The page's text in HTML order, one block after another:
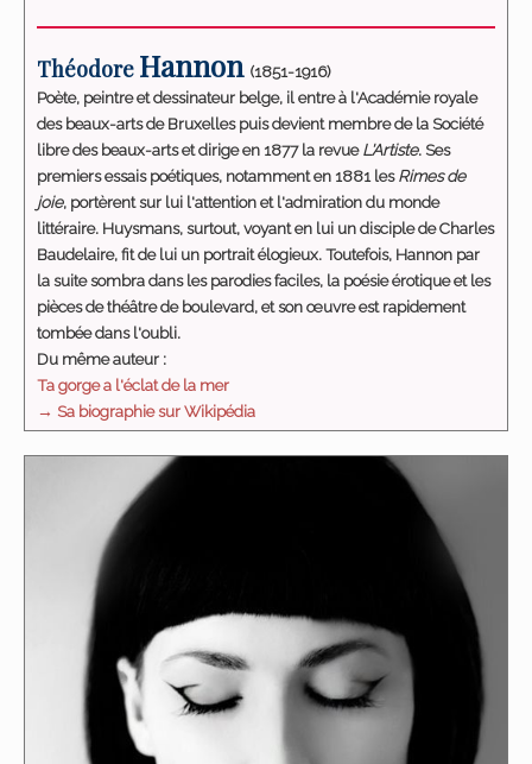
Théodore Hannon (1851-1916)
Poète, peintre et dessinateur belge, il entre à l'Académie royale
des beaux-arts de Bruxelles puis devient membre de la Société
libre des beaux-arts et dirige en 1877 la revueL'Artiste. Ses
premiers essais poétiques, notamment en 1881 lesRimes de
joie, portèrent sur lui l'attention et l'admiration du monde
littéraire. Huysmans, surtout, voyant en lui un disciple de Charles
Baudelaire, fit de lui un portrait élogieux. Toutefois, Hannon par
la suite sombra dans les parodies faciles, la poésie érotique et les
pièces de théâtre de boulevard, et son œuvre est rapidement
tombée dans l'oubli.
Du même auteur :
Ta gorge a l'éclat de la mer
→ Sa biographie sur Wikipédia